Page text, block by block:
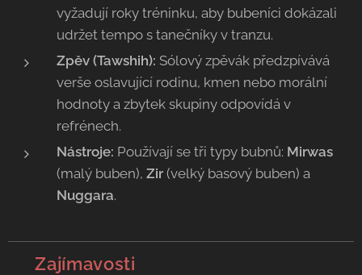
vyžadují roky tréninku, aby bubeníci dokázali
udržet tempo s tanečníky v tranzu.
Zpěv (Tawshih): Sólový zpěvák předzpívává
verše oslavující rodinu, kmen nebo morální
hodnoty a zbytek skupiny odpovídá v
refrénech.
Nástroje: Používají se tři typy bubnů: Mirwas
(malý buben), Zir (velký basový buben) a
Nuggara.
💡 Zajímavosti